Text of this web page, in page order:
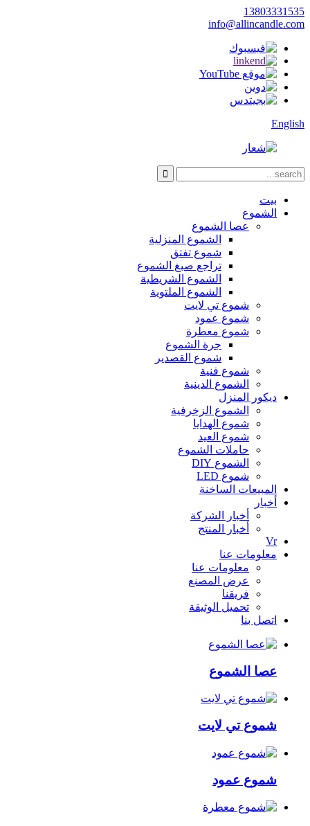
13803331535
info@allincandle.com
English
بيت
الشموع
عصا الشموع
الشموع المنزلية
شموع تفتق
تراجع صبغ الشموع
الشموع الشريطية
الشموع الملتوية
شموع تي لايت
شموع عمود
شموع معطرة
جرة الشموع
شموع القصدير
شموع فنية
الشموع الدينية
ديكور المنزل
الشموع الزخرفية
شموع الهدايا
شموع العيد
حاملات الشموع
الشموع DIY
شموع LED
المبيعات الساخنة
أخبار
أخبار الشركة
أخبار المنتج
Vr
معلومات عنا
معلومات عنا
عرض المصنع
فريقنا
تحميل الوثيقة
اتصل بنا
عصا الشموع
شموع تي لايت
شموع عمود